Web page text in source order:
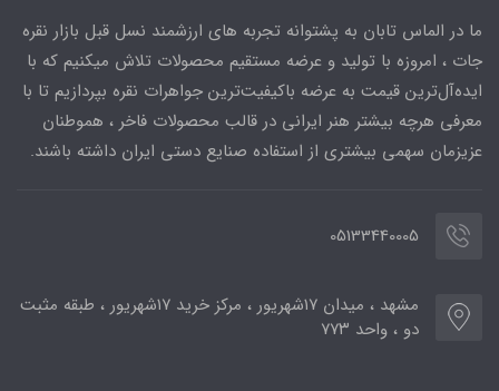
ما در الماس تابان به پشتوانه تجربه های ارزشمند نسل قبل بازار نقره
جات ، امروزه با تولید و عرضه مستقیم محصولات تلاش میکنیم که با
ایده‌آل‌ترین قیمت به عرضه باکیفیت‌ترین جواهرات نقره بپردازیم تا با
معرفی هرچه بیشتر هنر ایرانی در قالب محصولات فاخر ، هموطنان
عزیزمان سهمی بیشتری از استفاده صنایع دستی ایران داشته باشند.
05133440005
مشهد ، میدان ۱۷شهریور ، مرکز خرید ۱۷شهریور ، طبقه مثبت
دو ، واحد ۷۷۳